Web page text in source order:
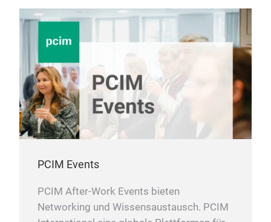
PCIM Events
PCIM After-Work Events bieten
Networking und Wissensaustausch. PCIM